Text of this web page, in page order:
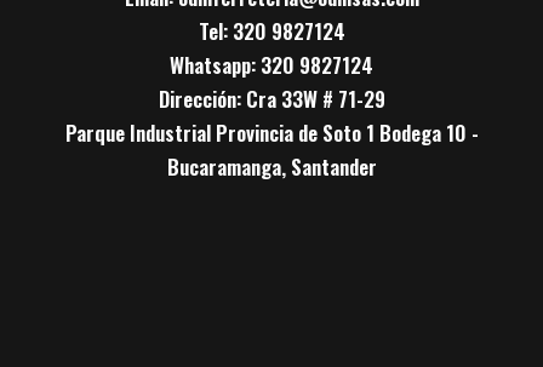
Tel: 320 9827124
Whatsapp: 320 9827124
Dirección: Cra 33W # 71-29
Parque Industrial Provincia de Soto 1 Bodega 10 -
Bucaramanga, Santander